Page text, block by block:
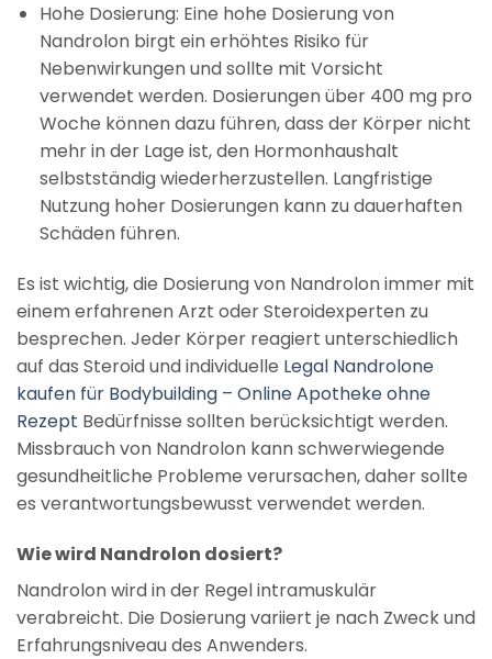
Hohe Dosierung: Eine hohe Dosierung von
Nandrolon birgt ein erhöhtes Risiko für
Nebenwirkungen und sollte mit Vorsicht
verwendet werden. Dosierungen über 400 mg pro
Woche können dazu führen, dass der Körper nicht
mehr in der Lage ist, den Hormonhaushalt
selbstständig wiederherzustellen. Langfristige
Nutzung hoher Dosierungen kann zu dauerhaften
Schäden führen.
Es ist wichtig, die Dosierung von Nandrolon immer mit
einem erfahrenen Arzt oder Steroidexperten zu
besprechen. Jeder Körper reagiert unterschiedlich
auf das Steroid und individuelle Legal Nandrolone
kaufen für Bodybuilding – Online Apotheke ohne
Rezept Bedürfnisse sollten berücksichtigt werden.
Missbrauch von Nandrolon kann schwerwiegende
gesundheitliche Probleme verursachen, daher sollte
es verantwortungsbewusst verwendet werden.
Wie wird Nandrolon dosiert?
Nandrolon wird in der Regel intramuskulär
verabreicht. Die Dosierung variiert je nach Zweck und
Erfahrungsniveau des Anwenders.